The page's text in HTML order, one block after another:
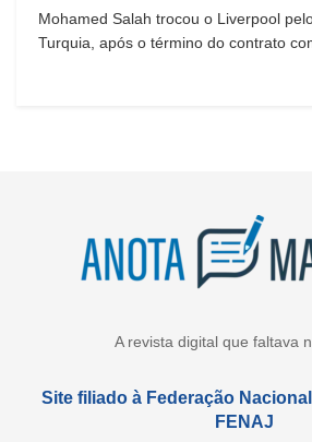
Mohamed Salah trocou o Liverpool
Turquia, após o término do contrato
A revista digital que faltava
Site filiado à Federação
FENAJ